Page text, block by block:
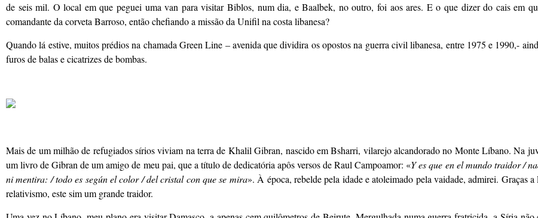
de seis mil. O local em que peguei uma van para visitar Biblos, num dia, e Baalbek, no outro, foi aos ares. E o que dizer do cais em
comandante da corveta Barroso, então chefiando a missão da Unifil na costa libanesa?
Quando lá estive, muitos prédios na chamada Green Line – avenida que dividira os opostos na guerra civil libanesa, entre 1975 e 1990,-
furos de balas e cicatrizes de bombas.
Mais de um milhão de refugiados sírios viviam na terra de Khalil Gibran, nascido em Bsharri, vilarejo alcandorado no Monte Líbano. Na
um livro de Gibran de um amigo de meu pai, que a título de dedicatória apôs versos de Raul Campoamor: «Y es que en el mundo traidor /
ni mentira: / todo es según el color / del cristal con que se mira». À época, rebelde pela idade e atoleimado pela vaidade, admirei. Graças
relativismo, este sim um grande traidor.